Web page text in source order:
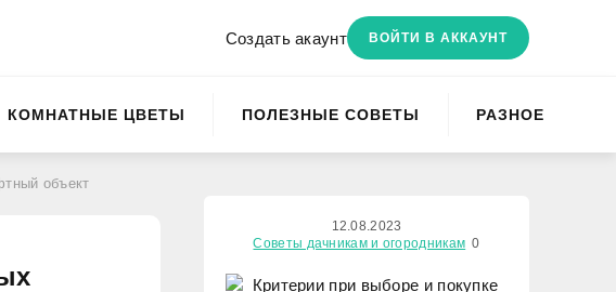
Создать акаунт ВОЙТИ В АККАУНТ
КОМНАТНЫЕ ЦВЕТЫ ПОЛЕЗНЫЕ СОВЕТЫ РАЗНОЕ
объект
12.08.2023
Советы дачникам и огородникам 0